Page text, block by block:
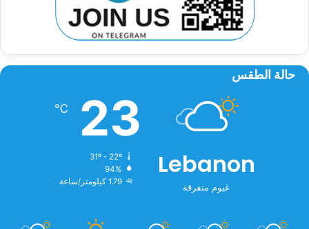
حالة الطقس
Lebanon
غيوم متفرقة
23
℃
31º - 22º
94%
1.79 كيلومتر/ساعة